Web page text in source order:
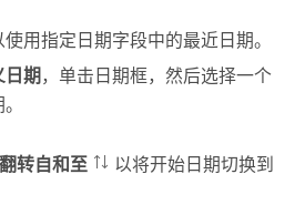
使用指定日期字段中的最近日期。
日期 ，单击日期框，然后选择一个
翻转自和至
以将开始日期切换到